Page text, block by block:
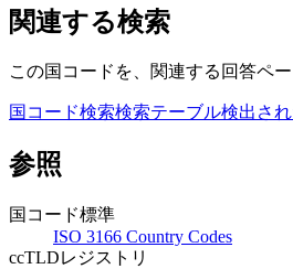
関連する検索
この国コードを、関連する回答ペー
国コード検索検索テーブル検出さ
参照
国コード標準
ISO 3166 Country Codes
ccTLDレジストリ